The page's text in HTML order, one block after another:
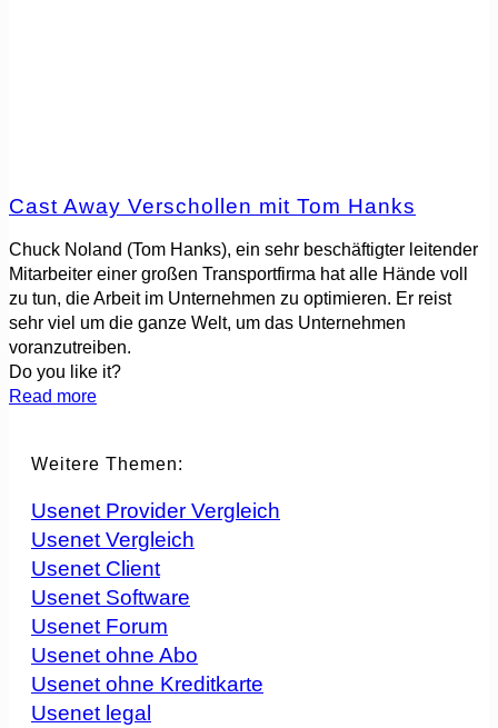
Cast Away Verschollen mit Tom Hanks
Chuck Noland (Tom Hanks), ein sehr beschäftigter leitender
Mitarbeiter einer großen Transportfirma hat alle Hände voll
zu tun, die Arbeit im Unternehmen zu optimieren. Er reist
sehr viel um die ganze Welt, um das Unternehmen
voranzutreiben.
Do you like it?
Read more
Weitere Themen:
Usenet Provider Vergleich
Usenet Vergleich
Usenet Client
Usenet Software
Usenet Forum
Usenet ohne Abo
Usenet ohne Kreditkarte
Usenet legal